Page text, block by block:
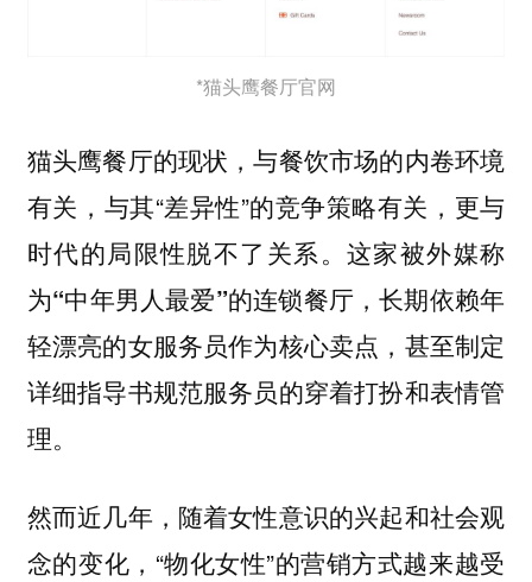
*猫头鹰餐厅官网
猫头鹰餐厅的现状，与餐饮市场的内卷环境
有关，与其“差异性”的竞争策略有关，更与
时代的局限性脱不了关系。 这家被外媒称
为“中年男人最爱”的连锁餐厅，长期依赖年
轻漂亮的女服务员作为核心卖点，甚至制定
详细指导书规范服务员的穿着打扮和表情管
理。
然而近几年，随着女性意识的兴起和社会观
念的变化，“物化女性”的营销方式越来越受